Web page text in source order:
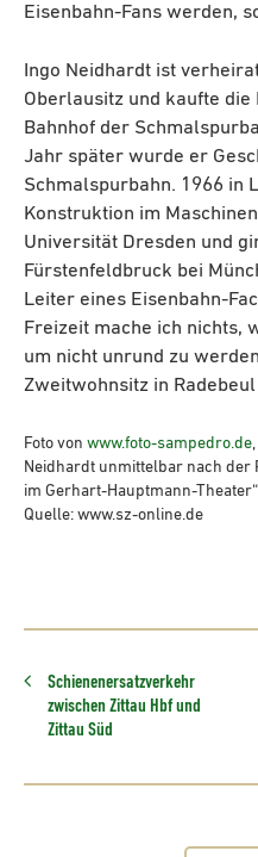
Eisenbahn-Fans werden,
Ingo Neidhardt ist
Oberlausitz und kaufte die
Bahnhof der
Jahr später wurde er
Schmalspurbahn. 1966 in
Konstruktion im
Universität Dresden und
Fürstenfeldbruck bei
Leiter eines Eisenbahn-
Freizeit mache ich nichts,
um nicht unrund zu
Zweitwohnsitz in
Foto von www.foto-sampedro.de
Neidhardt unmittelbar nach der
im Gerhart-Hauptmann-Theater“
Quelle: www.sz-online.de
Schienenersatzverkehr
zwischen Zittau Hbf und
Zittau Süd